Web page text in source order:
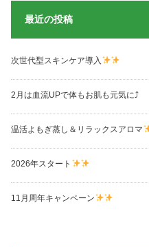
最近の投稿
次世代型スキンケア導入
2月は血流UPで体もお肌も元気に⤴︎
温活よもぎ蒸し＆リラックスアロマ
2026年スタート
11月周年キャンペーン